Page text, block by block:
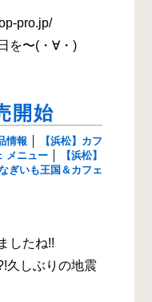
pro.jp/
を〜(・∀・)
開始
情報
【浜松】カフ
メニュー
【浜松】
ぎいも王国＆カフェ
したね!!
久しぶりの地震